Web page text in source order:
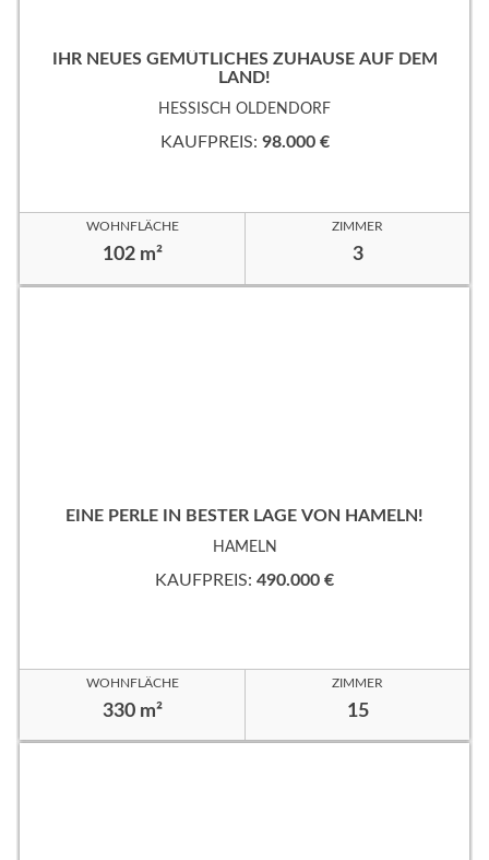
IHR NEUES GEMÜTLICHES ZUHAUSE AUF DEM
LAND!
HESSISCH OLDENDORF
KAUFPREIS: 98.000 €
WOHNFLÄCHE
102 m²
ZIMMER
3
EINE PERLE IN BESTER LAGE VON HAMELN!
HAMELN
KAUFPREIS: 490.000 €
WOHNFLÄCHE
330 m²
ZIMMER
15